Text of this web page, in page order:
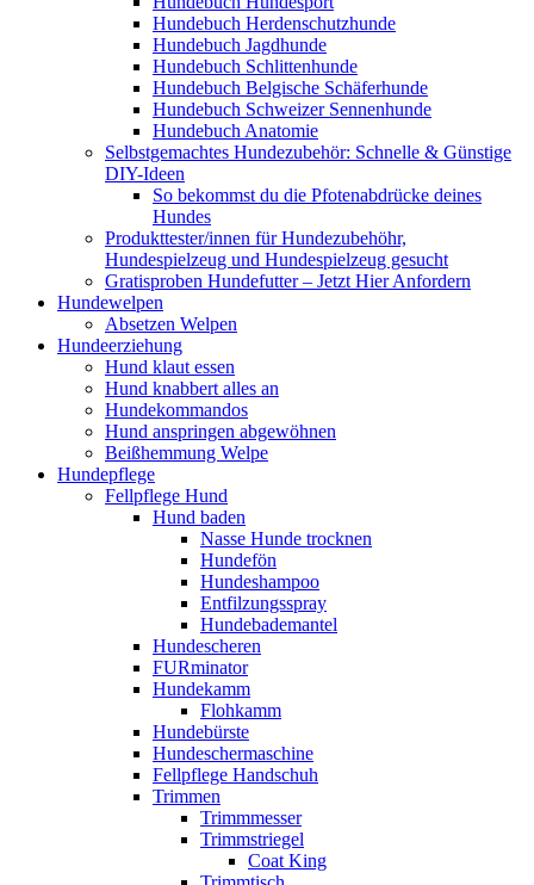
Hundebuch Herdenschutzhunde
Hundebuch Jagdhunde
Hundebuch Schlittenhunde
Hundebuch Belgische Schäferhunde
Hundebuch Schweizer Sennenhunde
Hundebuch Anatomie
Selbstgemachtes Hundezubehör: Schnelle & Günstige
DIY-Ideen
So bekommst du die Pfotenabdrücke deines
Hundes
Produkttester/innen für Hundezubehöhr,
Hundespielzeug und Hundespielzeug gesucht
Gratisproben Hundefutter – Jetzt Hier Anfordern
Hundewelpen
Absetzen Welpen
Hundeerziehung
Hund klaut essen
Hund knabbert alles an
Hundekommandos
Hund anspringen abgewöhnen
Beißhemmung Welpe
Hundepflege
Fellpflege Hund
Hund baden
Nasse Hunde trocknen
Hundefön
Hundeshampoo
Entfilzungsspray
Hundebademantel
Hundescheren
FURminator
Hundekamm
Flohkamm
Hundebürste
Hundeschermaschine
Fellpflege Handschuh
Trimmen
Trimmmesser
Trimmstriegel
Coat King